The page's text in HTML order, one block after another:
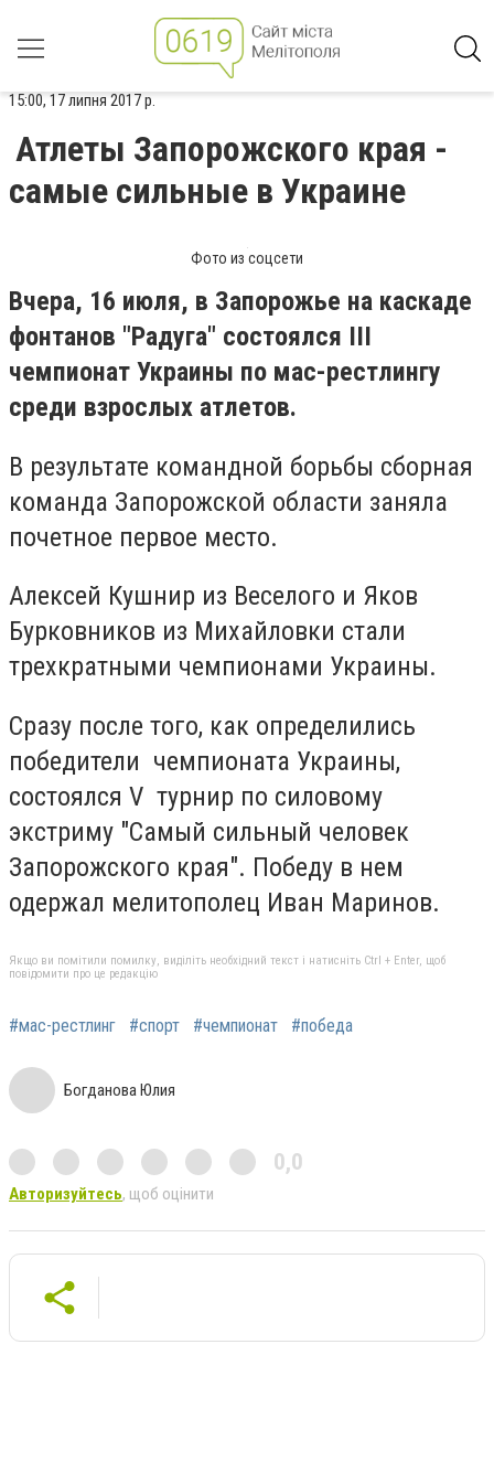
15:00, 17 липня 2017 р.
Атлеты Запорожского края -
самые сильные в Украине
Фото из соцсети
Вчера, 16 июля, в Запорожье на каскаде
фонтанов "Радуга" состоялся III
чемпионат Украины по мас-рестлингу
среди взрослых атлетов.
В результате командной борьбы сборная
команда Запорожской области заняла
почетное первое место.
Алексей Кушнир из Веселого и Яков
Бурковников из Михайловки стали
трехкратными чемпионами Украины.
Сразу после того, как определились
победители чемпионата Украины,
состоялся V турнир по силовому
экстриму "Самый сильный человек
Запорожского края". Победу в нем
одержал мелитополец Иван Маринов.
Якщо ви помітили помилку, виділіть необхідний текст і натисніть Ctrl + Enter, щоб
повідомити про це редакцію
#мас-рестлинг #спорт #чемпионат #победа
Богданова Юлия
0,0
Авторизуйтесь, щоб оцінити